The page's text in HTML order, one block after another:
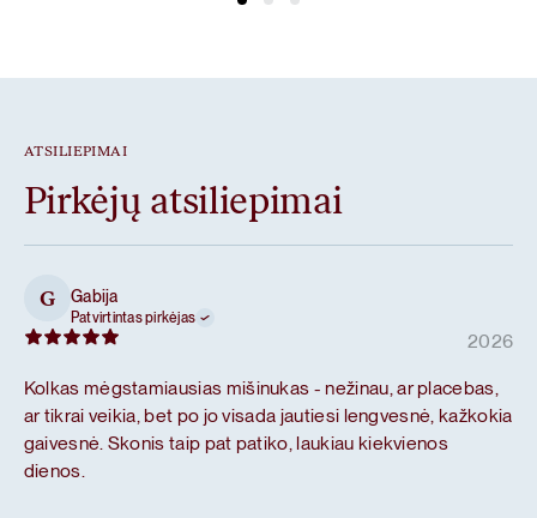
ATSILIEPIMAI
Pirkėjų atsiliepimai
G Gabija
Patvirtintas pirkėjas
2026
Kolkas mėgstamiausias mišinukas - nežinau, ar placebas,
ar tikrai veikia, bet po jo visada jautiesi lengvesnė, kažkokia
gaivesnė. Skonis taip pat patiko, laukiau kiekvienos
dienos.